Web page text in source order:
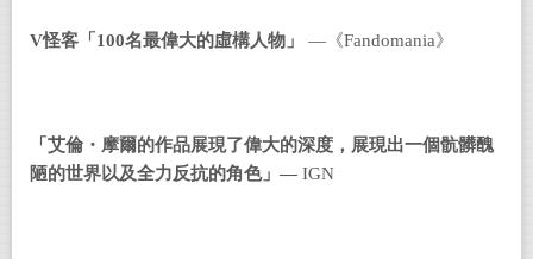
V怪客「100名最偉大的虛構人物」 —《Fandomania》
「艾倫・摩爾的作品展現了偉大的深度，展現出一個骯髒醜
陋的世界以及全力反抗的角色」— IGN